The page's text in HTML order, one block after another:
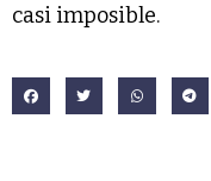
casi imposible.